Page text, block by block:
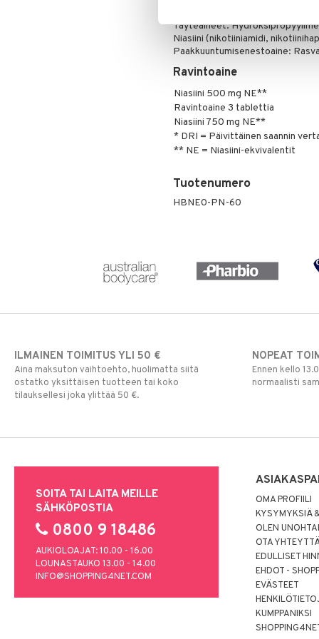
Täyteaineet:
Niasiini (nikotiiniamidi,
Paakkuuntumisenestoaine:
Ravintoaine
Niasiini 500 mg NE**
Ravintoaine 3 tablettia
Niasiini 750 mg NE**
* DRI = Päivittäinen saannin
** NE = Niasiini-ekvivalentit
Tuotenumero
HBNE0-PN-60
ILMAINEN TOIMITUS YLI 50 €
Aina maksuton vaihtoehto, huolimatta siitä
ostatko yksittäisen tuotteen tai koko
tilauksellesi joka ylittää 50 €.
NOPEAT
Ennen kello
normaalisti
SOITA TAI LAITA MEILLE
SÄHKÖPOSTIA
0800 9 18486
AUKIOLOAJAT: 10.00 - 16.00
LOUNASTAUKO 13.00 - 14.00
INFO@SHOPPING4NET.COM
OMA PROFIILI
KYSYMYKSIÄ
OLEN
OTA
EDULLISET
EHDOT -
EVÄSTEET
KUMPPANIKSI